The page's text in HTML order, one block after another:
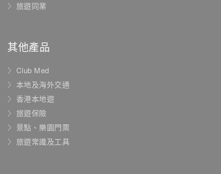
旅遊同業
其他產品
Club Med
本地及海外交通
香港本地遊
旅遊保險
景點、樂園門票
旅遊常識及工具